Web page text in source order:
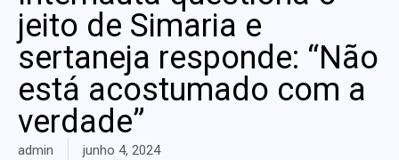
jeito de Simaria e
sertaneja responde: “Não
está acostumado com a
verdade”
admin junho 4, 2024